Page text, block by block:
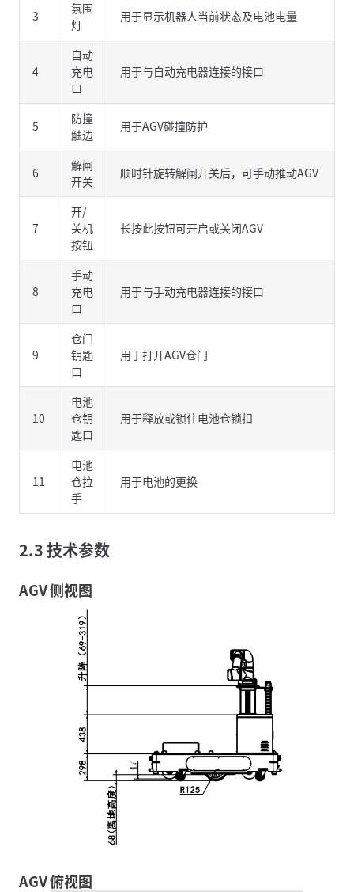
3
氛围
灯
用于显示机器人当前状态及电池电量
4
自动
充电
口
用于与自动充电器连接的接口
5
防撞
触边
用于AGV碰撞防护
6
解闸
开关
顺时针旋转解闸开关后，可手动推动AGV
7
开/
关机
按钮
长按此按钮可开启或关闭AGV
8
手动
充电
口
用于与手动充电器连接的接口
9
仓门
钥匙
口
用于打开AGV仓门
10
电池
仓钥
匙口
用于释放或锁住电池仓锁扣
11
电池
仓拉
手
用于电池的更换
2.3 技术参数
AGV 侧视图
AGV 俯视图